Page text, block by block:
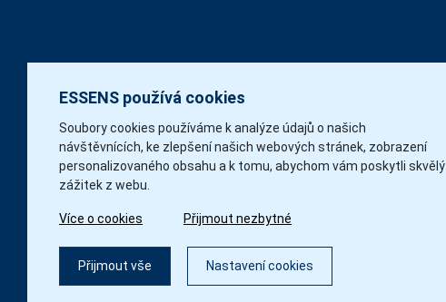
ESSENS používá cookies
Soubory cookies používáme k analýze údajů o našich
návštěvnících, ke zlepšení našich webových stránek, zobrazení
personalizovaného obsahu a k tomu, abychom vám poskytli skvělý
zážitek z webu.
Více o cookies Přijmout nezbytné
Přijmout vše Nastavení cookies